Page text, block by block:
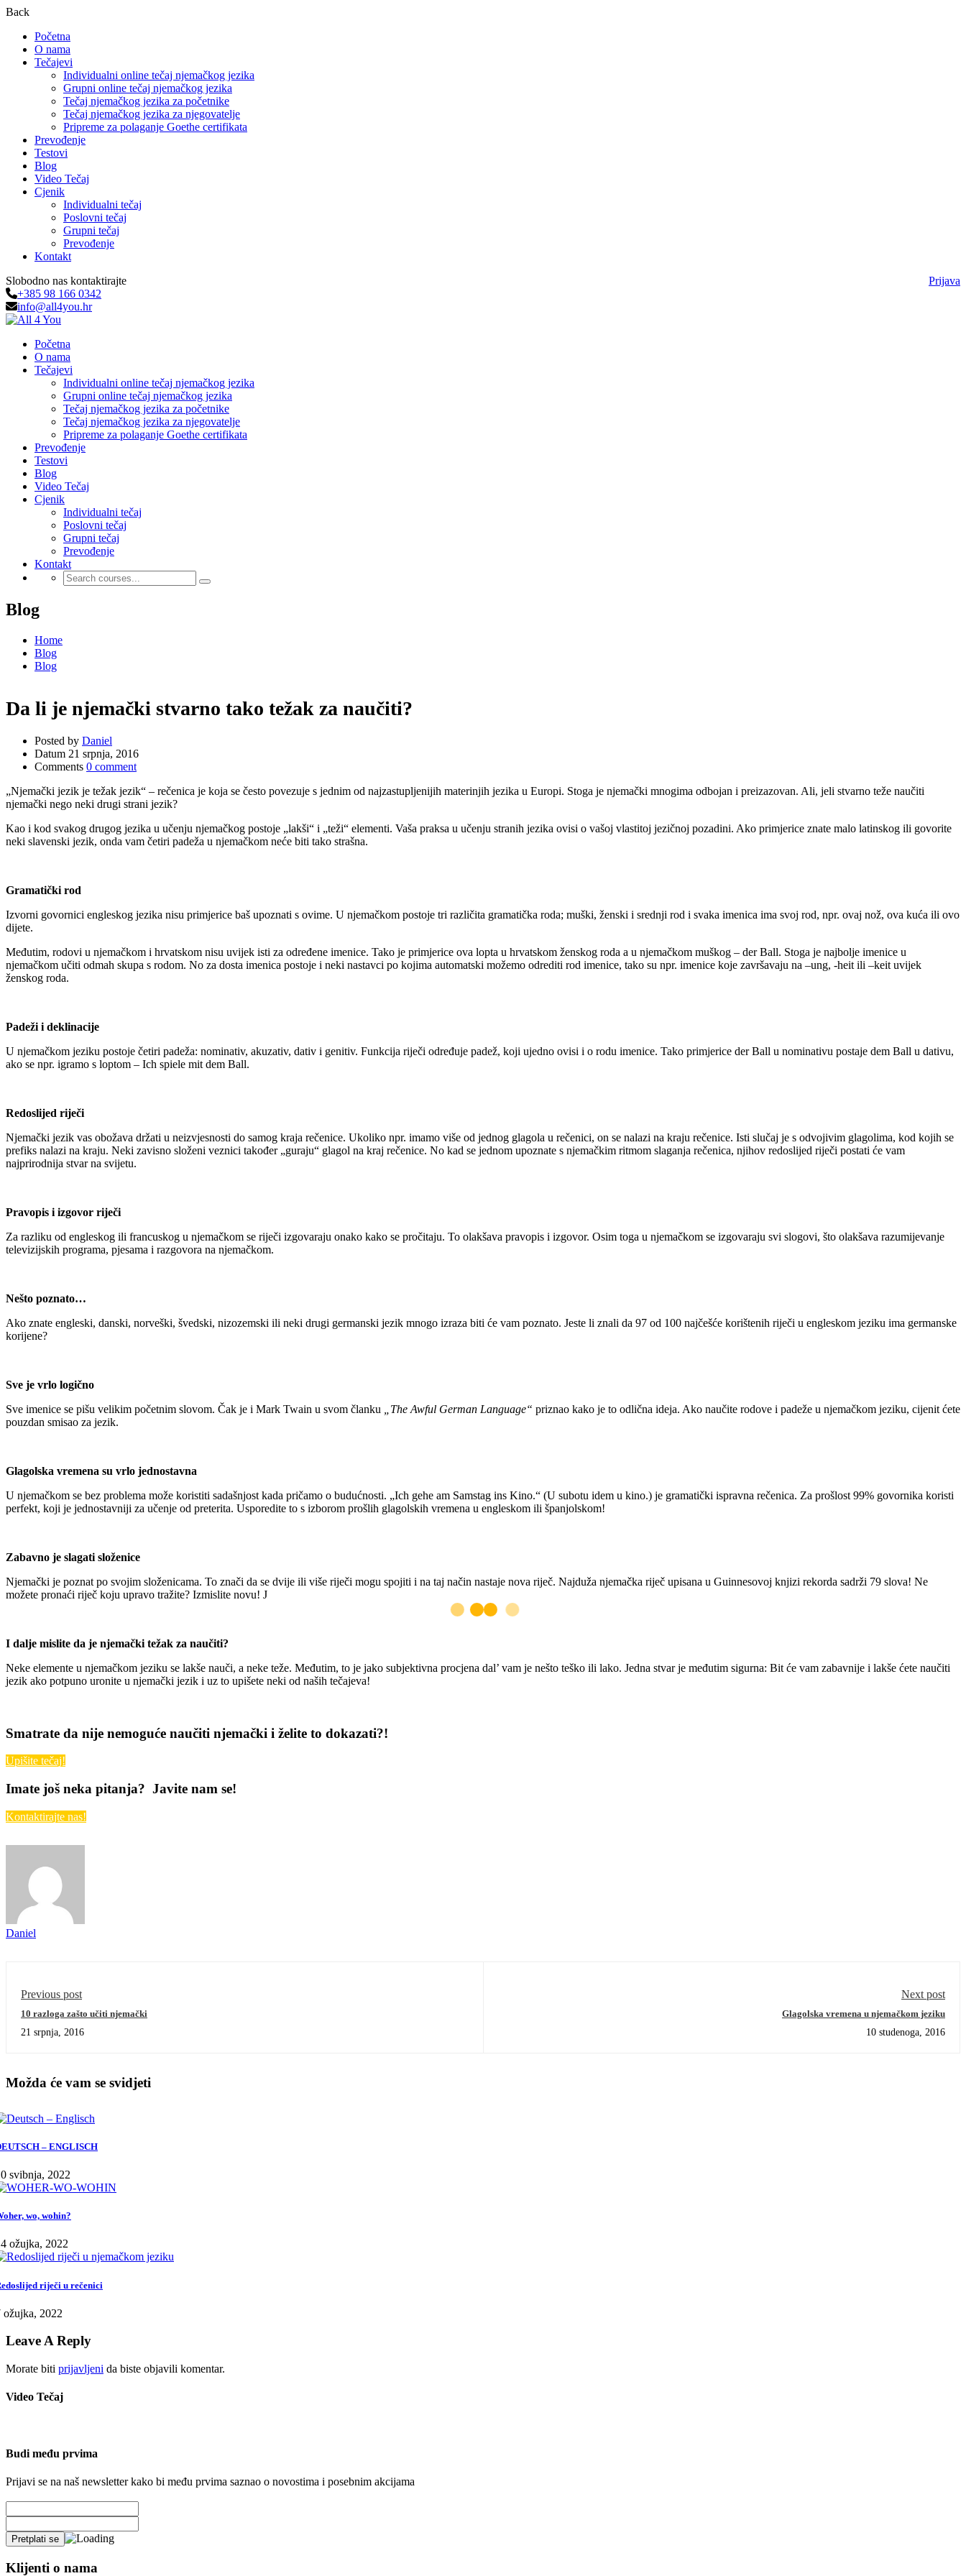
Back
Početna
O nama
Tečajevi
Individualni online tečaj njemačkog jezika
Grupni online tečaj njemačkog jezika
Tečaj njemačkog jezika za početnike
Tečaj njemačkog jezika za njegovatelje
Pripreme za polaganje Goethe certifikata
Prevođenje
Testovi
Blog
Video Tečaj
Cjenik
Individualni tečaj
Poslovni tečaj
Grupni tečaj
Prevođenje
Kontakt
Slobodno nas kontaktirajte
+385 98 166 0342
info@all4you.hr
Prijava
Početna
O nama
Tečajevi
Individualni online tečaj njemačkog jezika
Grupni online tečaj njemačkog jezika
Tečaj njemačkog jezika za početnike
Tečaj njemačkog jezika za njegovatelje
Pripreme za polaganje Goethe certifikata
Prevođenje
Testovi
Blog
Video Tečaj
Cjenik
Individualni tečaj
Poslovni tečaj
Grupni tečaj
Prevođenje
Kontakt
Blog
Home
Blog
Blog
Da li je njemački stvarno tako težak za naučiti?
Posted by Daniel
Datum 21 srpnja, 2016
Comments 0 comment
„Njemački jezik je težak jezik“ – rečenica je koja se često povezuje s jednim od najzastupljenijih materinjih jezika u Europi. Stoga je njemački mnogima odbojan i preizazovan. Ali, jeli stvarno teže naučiti
njemački nego neki drugi strani jezik?
Kao i kod svakog drugog jezika u učenju njemačkog postoje „lakši“ i „teži“ elementi. Vaša praksa u učenju stranih jezika ovisi o vašoj vlastitoj jezičnoj pozadini. Ako primjerice znate malo latinskog ili govorite
neki slavenski jezik, onda vam četiri padeža u njemačkom neće biti tako strašna.
Gramatički rod
Izvorni govornici engleskog jezika nisu primjerice baš upoznati s ovime. U njemačkom postoje tri različita gramatička roda; muški, ženski i srednji rod i svaka imenica ima svoj rod, npr. ovaj nož, ova kuća ili ovo
dijete.
Međutim, rodovi u njemačkom i hrvatskom nisu uvijek isti za određene imenice. Tako je primjerice ova lopta u hrvatskom ženskog roda a u njemačkom muškog – der Ball. Stoga je najbolje imenice u
njemačkom učiti odmah skupa s rodom. No za dosta imenica postoje i neki nastavci po kojima automatski možemo odrediti rod imenice, tako su npr. imenice koje završavaju na –ung, -heit ili –keit uvijek
ženskog roda.
Padeži i deklinacije
U njemačkom jeziku postoje četiri padeža: nominativ, akuzativ, dativ i genitiv. Funkcija riječi određuje padež, koji ujedno ovisi i o rodu imenice. Tako primjerice der Ball u nominativu postaje dem Ball u dativu,
ako se npr. igramo s loptom – Ich spiele mit dem Ball.
Redoslijed riječi
Njemački jezik vas obožava držati u neizvjesnosti do samog kraja rečenice. Ukoliko npr. imamo više od jednog glagola u rečenici, on se nalazi na kraju rečenice. Isti slučaj je s odvojivim glagolima, kod kojih se
prefiks nalazi na kraju. Neki zavisno složeni veznici također „guraju“ glagol na kraj rečenice. No kad se jednom upoznate s njemačkim ritmom slaganja rečenica, njihov redoslijed riječi postati će vam
najprirodnija stvar na svijetu.
Pravopis i izgovor riječi
Za razliku od engleskog ili francuskog u njemačkom se riječi izgovaraju onako kako se pročitaju. To olakšava pravopis i izgovor. Osim toga u njemačkom se izgovaraju svi slogovi, što olakšava razumijevanje
televizijskih programa, pjesama i razgovora na njemačkom.
Nešto poznato…
Ako znate engleski, danski, norveški, švedski, nizozemski ili neki drugi germanski jezik mnogo izraza biti će vam poznato. Jeste li znali da 97 od 100 najčešće korištenih riječi u engleskom jeziku ima germanske
korijene?
Sve je vrlo logično
Sve imenice se pišu velikim početnim slovom. Čak je i Mark Twain u svom članku
„The Awful German Language“ priznao kako je to odlična ideja. Ako naučite rodove i padeže u njemačkom jeziku, cijenit ćete
pouzdan smisao za jezik.
Glagolska vremena su vrlo jednostavna
U njemačkom se bez problema može koristiti sadašnjost kada pričamo o budućnosti. „Ich gehe am Samstag ins Kino.“ (U subotu idem u kino.) je gramatički ispravna rečenica. Za prošlost 99% govornika koristi
perfekt, koji je jednostavniji za učenje od preterita. Usporedite to s izborom prošlih glagolskih vremena u engleskom ili španjolskom!
Zabavno je slagati složenice
Njemački je poznat po svojim složenicama. To znači da se dvije ili više riječi mogu spojiti i na taj način nastaje nova riječ. Najduža njemačka riječ upisana u Guinnesovoj knjizi rekorda sadrži 79 slova! Ne
možete pronaći riječ koju upravo tražite? Izmislite novu! J
I dalje mislite da je njemački težak za naučiti?
Neke elemente u njemačkom jeziku se lakše nauči, a neke teže. Međutim, to je jako subjektivna procjena dal’ vam je nešto teško ili lako. Jedna stvar je međutim sigurna: Bit će vam zabavnije i lakše ćete naučiti
jezik ako potpuno uronite u njemački jezik i uz to upišete neki od naših tečajeva!
Smatrate da nije nemoguće naučiti njemački i želite to dokazati?!
Upišite tečaj!
Imate još neka pitanja? Javite nam se!
Kontaktirajte nas!
Daniel
Previous post
10 razloga zašto učiti njemački
21 srpnja, 2016
Next post
Glagolska vremena u njemačkom jeziku
10 studenoga, 2016
Možda će vam se svidjeti
– ENGLISCH
svibnja, 2022
wo, wohin?
ožujka, 2022
riječi u rečenici
ožujka, 2022
Leave A Reply
Morate biti prijavljeni da biste objavili komentar.
Video Tečaj
Budi među prvima
Prijavi se na naš newsletter kako bi među prvima saznao o novostima i posebnim akcijama
Klijenti o nama